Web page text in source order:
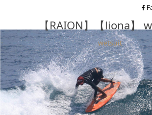
【RAION】【liona】
wetsuit